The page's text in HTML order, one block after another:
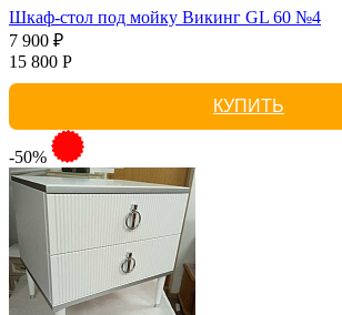
Шкаф-стол под мойку Викинг GL 60 №4
7 900 ₽
15 800 Р
КУПИТЬ
-50%